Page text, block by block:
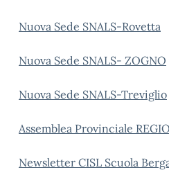
Nuova Sede SNALS-Rovetta
Nuova Sede SNALS- ZOGNO
Nuova Sede SNALS-Treviglio
Assemblea Provinciale
Newsletter CISL Scuola